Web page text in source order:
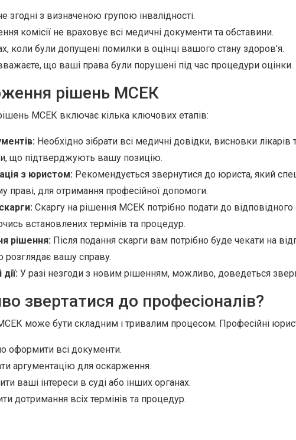
згодні з визначеною групою інвалідності.
комісії не враховує всі медичні документи та обставини.
коли були допущені помилки в оцінці вашого стану здоров'я.
що ваші права були порушені під час процедури оцінки.
рішень МСЕК
МСЕК включає кілька ключових етапів:
Необхідно зібрати всі медичні довідки, висновки лікарів
що підтверджують вашу позицію.
з юристом: Рекомендується звернутися до юриста, який
праві, для отримання професійної допомоги.
Скаргу на рішення МСЕК потрібно подати до відповідного
встановлених термінів та процедур.
рішення: Після подання скарги вам потрібно буде чекати на
розглядає вашу справу.
У разі незгоди з новим рішенням, можливо, доведеться
звертатися до професіоналів?
може бути складним і тривалим процесом. Професійні
оформити всі документи.
аргументацію для оскарження.
ваші інтереси в суді або інших органах.
дотримання всіх термінів та процедур.